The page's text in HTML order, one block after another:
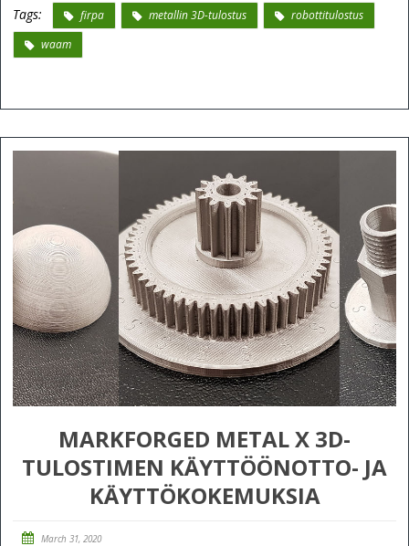
Tags: firpa metallin 3D-tulostus
robottitulostus
waam
MARKFORGED METAL X 3D-
TULOSTIMEN KÄYTTÖÖNOTTO- JA
KÄYTTÖKOKEMUKSIA
March 31, 2020